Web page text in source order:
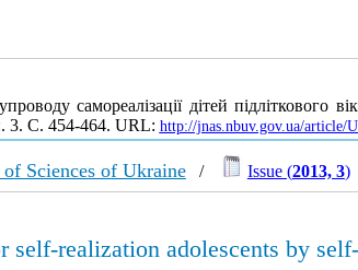
самореалізації дітей підліткового
3. С. 454-464. URL: http://jnas.nbuv.gov.ua/article/
Sciences of Ukraine/ Issue (2013, 3)
self-realization adolescents by